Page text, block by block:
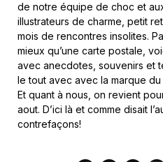
de notre équipe de choc et
illustrateurs de charme, petit
mois de rencontres insolites.
mieux qu’une carte postale,
avec anecdotes, souvenirs et
le tout avec avec la marque
Et quant à nous, on revient
aout. D’ici là et comme disait
contrefaçons!